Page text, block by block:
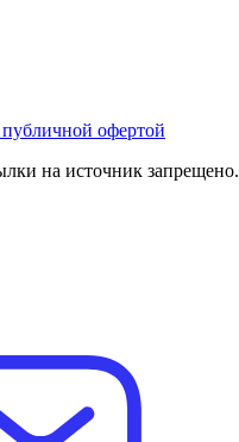
публичной офертой
на источник запрещено.